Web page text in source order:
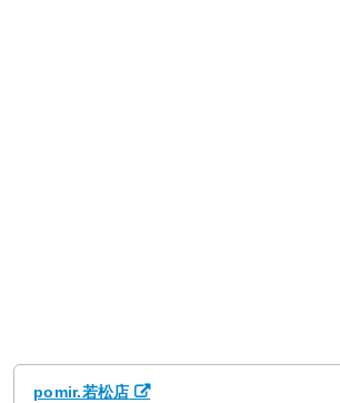
pomir.若松店